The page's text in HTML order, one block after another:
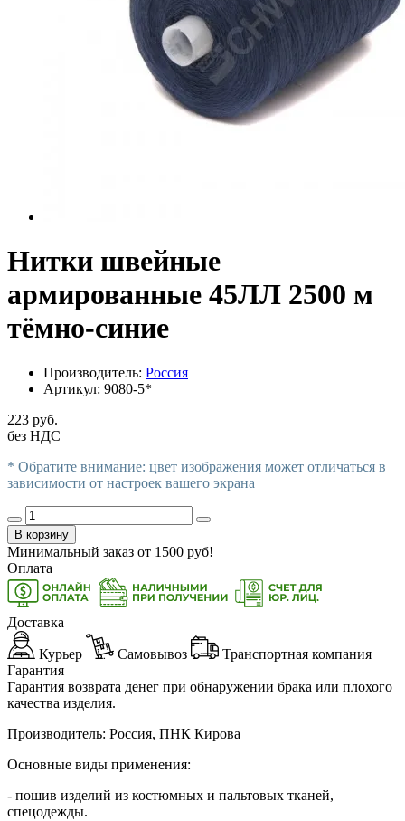
Нитки швейные
армированные 45ЛЛ 2500 м
тёмно-синие
Производитель: Россия
Артикул: 9080-5*
223 руб.
без НДС
* Обратите внимание: цвет изображения может отличаться в
зависимости от настроек вашего экрана
В корзину
Минимальный заказ от 1500 руб!
Оплата
Доставка
Курьер Самовывоз
Транспортная компания
Гарантия
Гарантия возврата денег при обнаружении брака или плохого
качества изделия.
Производитель: Россия, ПНК Кирова
Основные виды применения:
- пошив изделий из костюмных и пальтовых тканей,
спецодежды.